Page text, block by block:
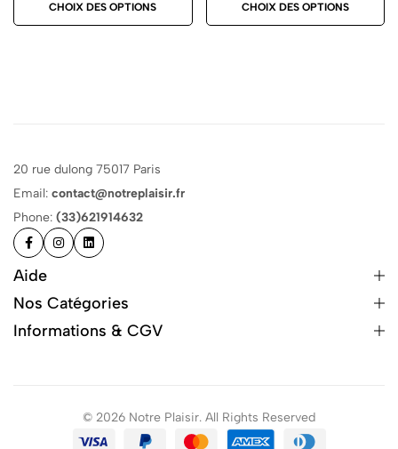
CHOIX DES OPTIONS CHOIX DES OPTIONS
20 rue dulong 75017 Paris
Email: contact@notreplaisir.fr
Phone: (33)621914632
Aide
Nos Catégories
Informations & CGV
© 2026 Notre Plaisir. All Rights Reserved